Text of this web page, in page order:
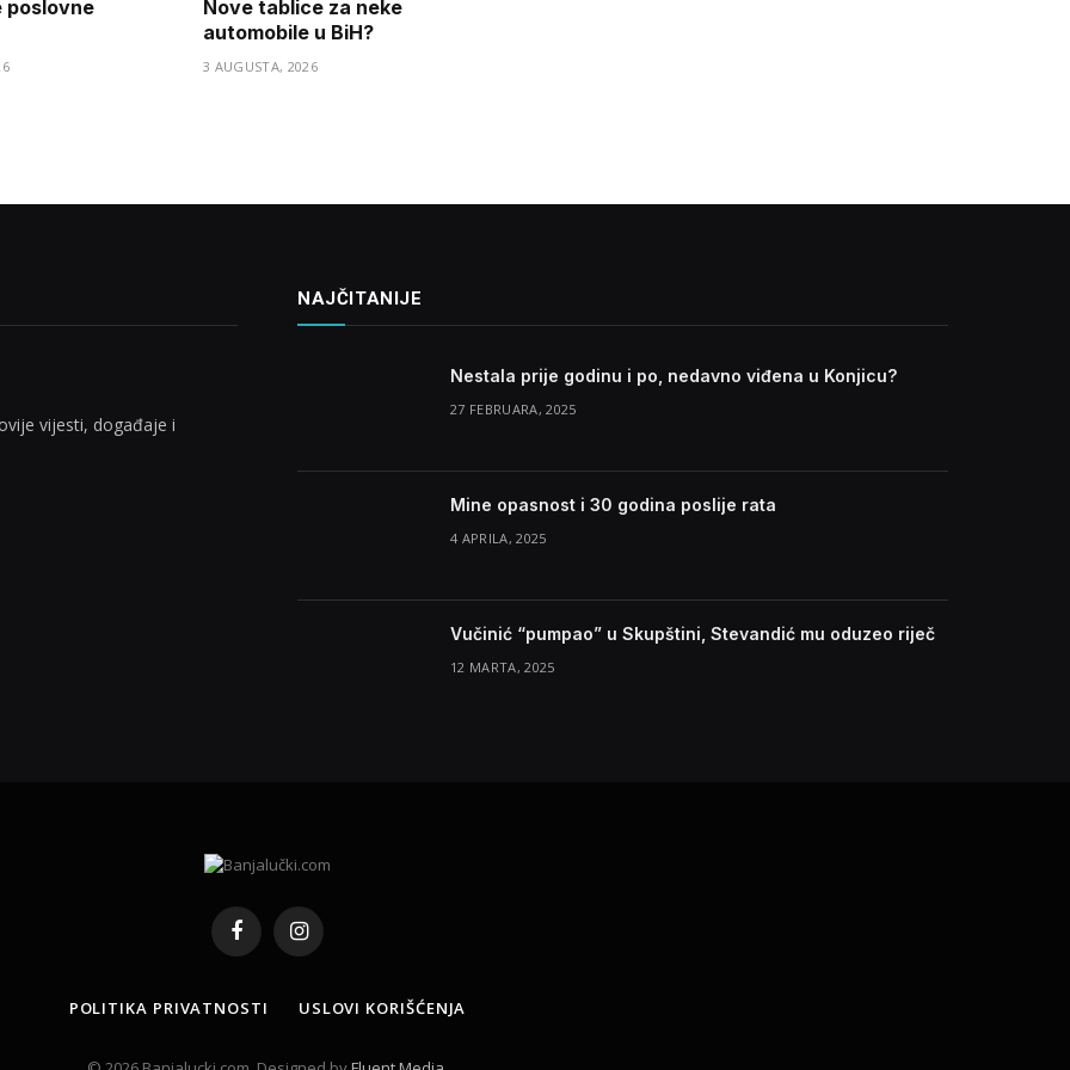
poslovne
Nove tablice za neke
automobile u BiH?
3 AUGUSTA, 2026
vijesti, događaje i
NAJČITANIJE
Nestala prije godinu i po, nedavno viđena u Konjicu?
27 FEBRUARA, 2025
Mine opasnost i 30 godina poslije rata
4 APRILA, 2025
Vučinić “pumpao” u Skupštini, Stevandić mu oduzeo riječ
12 MARTA, 2025
FacebookInstagram
POLITIKA PRIVATNOSTI USLOVI KORIŠĆENJA